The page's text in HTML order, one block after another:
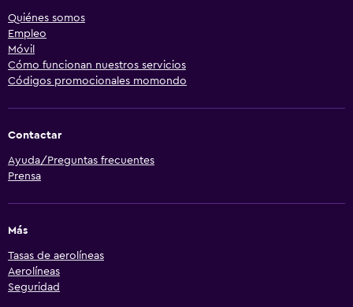
Quiénes somos
Empleo
Móvil
Cómo funcionan nuestros servicios
Códigos promocionales momondo
Contactar
Ayuda/Preguntas frecuentes
Prensa
Más
Tasas de aerolíneas
Aerolíneas
Seguridad